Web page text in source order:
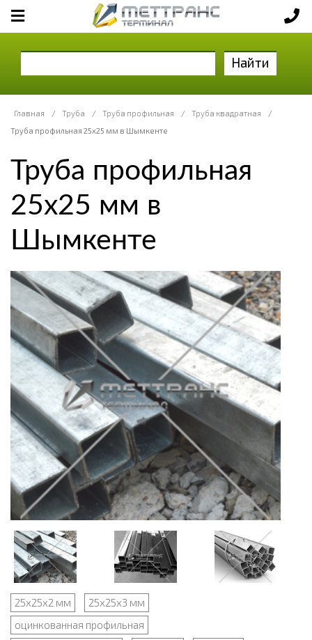
Найти
Главная / Труба / Труба профильная / Труба квадратная
/
Труба профильная 25х25 мм в Шымкенте
Труба профильная
25х25 мм в
Шымкенте
25х25х2 мм
25х25х3 мм
оцинкованная профильная